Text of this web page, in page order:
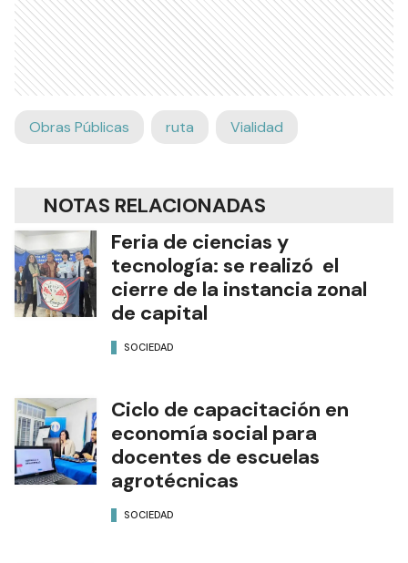
Obras Públicas ruta Vialidad
NOTAS RELACIONADAS
Feria de ciencias y
tecnología: se realizó el
cierre de la instancia zonal
de capital
SOCIEDAD
Ciclo de capacitación en
economía social para
docentes de escuelas
agrotécnicas
SOCIEDAD